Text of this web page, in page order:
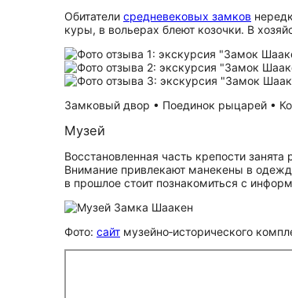
Обитатели средневековых замков
куры, в вольерах блеют козочки. В
Замковый двор • Поединок рыцарей •
Музей
Восстановленная часть крепости
Внимание привлекают манекены в
в прошлое стоит познакомиться с
Фото: сайт музейно‑исторического